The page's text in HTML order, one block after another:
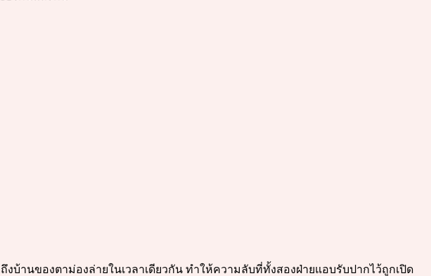
บ้านของตาม่องล่ายในเวลาเดียวกัน ทำให้ความลับที่ทั้งสองฝ่ายแอบรับปากไว้ถูกเปิด